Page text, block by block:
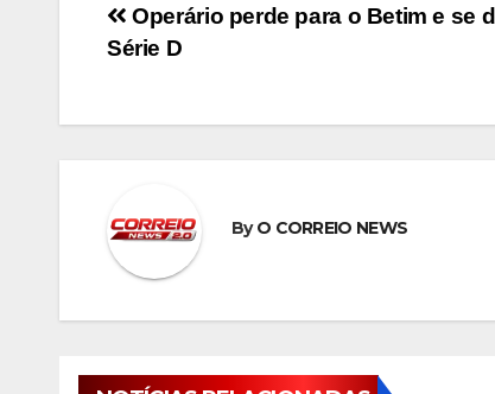
Navegação
Post
Operário perde para o Betim e se
Série D
ByO CORREIO NEWS